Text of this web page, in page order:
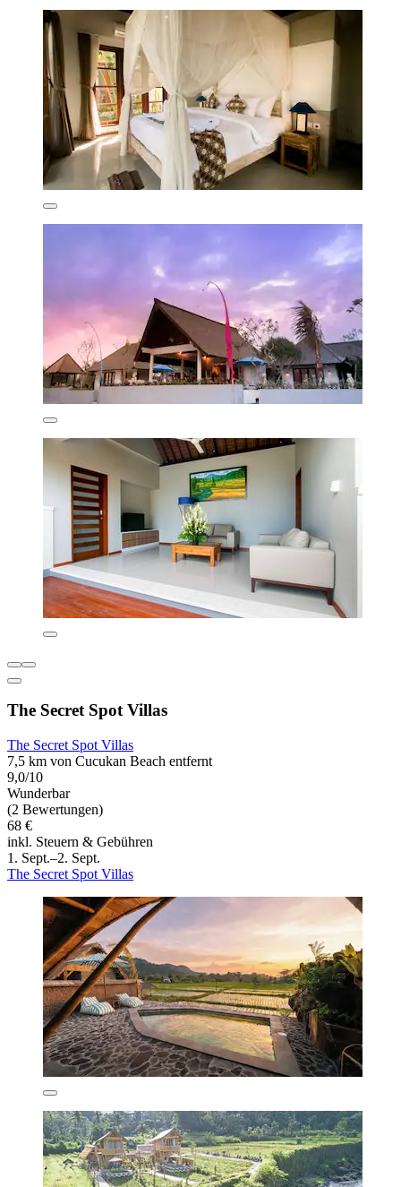
The Secret Spot Villas
The Secret Spot Villas
7,5 km von Cucukan Beach entfernt
9,0/10
Wunderbar
(2 Bewertungen)
68 €
inkl. Steuern & Gebühren
1. Sept.–2. Sept.
The Secret Spot Villas